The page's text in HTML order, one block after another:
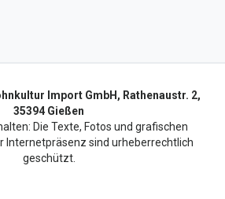
Import GmbH, Rathenaustr. 2,
35394 Gießen
Die Texte, Fotos und grafischen
Internetpräsenz sind urheberrechtlich
geschützt.